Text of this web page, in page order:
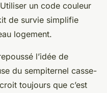
un code couleur
de survie simplifie
logement.
l’idée de
du sempiternel casse-
toujours que c’est